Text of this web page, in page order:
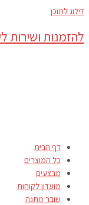
דילוג לתוכן
להזמנות ושירות לקוחות
דף הבית
כל המוצרים
מבצעים
מועדון לקוחות
שובר מתנה